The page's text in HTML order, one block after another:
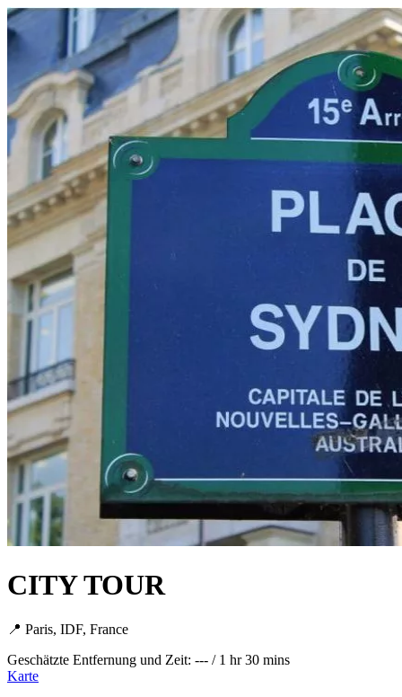
CITY TOUR
📍 Paris, IDF, France
Geschätzte Entfernung und Zeit: --- / 1 hr 30 mins
Karte